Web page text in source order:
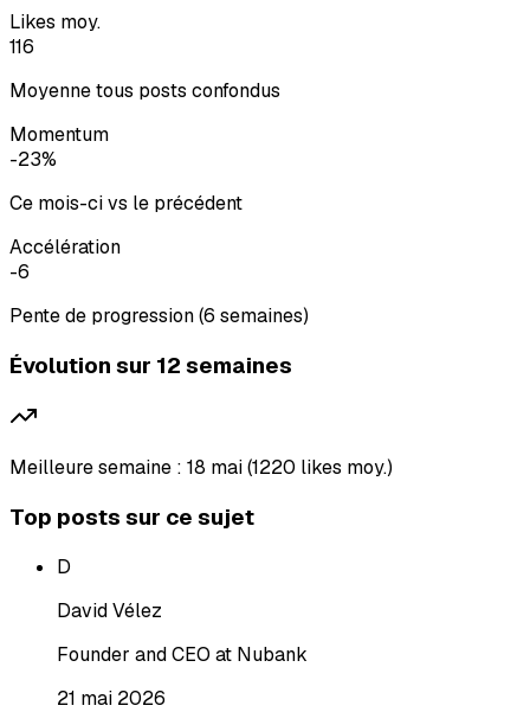
Likes moy.
116
Moyenne tous posts confondus
Momentum
-23%
Ce mois-ci vs le précédent
Accélération
-6
Pente de progression (6 semaines)
Évolution sur 12 semaines
Meilleure semaine : 18 mai (1220 likes moy.)
Top posts sur ce sujet
D
David Vélez
Founder and CEO at Nubank
21 mai 2026